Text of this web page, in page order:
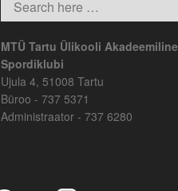
MTÜ Tartu Ülikooli Akadeemiline
Spordiklubi
Ujula 4, 51008 Tartu
Büroo - 737 5371
Administraator - 737 6280